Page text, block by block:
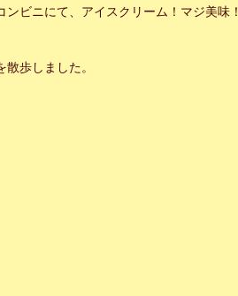
ビニにて、アイスクリーム！マジ美味！
歩しました。